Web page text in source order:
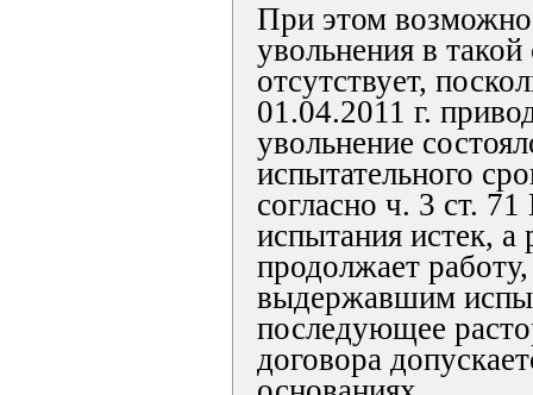
При этом
увольнения в такой
отсутствует,
01.04.2011 г.
увольнение
испытательного
согласно ч. 3 ст.
испытания истек, а
продолжает
выдержавшим
последующее
договора